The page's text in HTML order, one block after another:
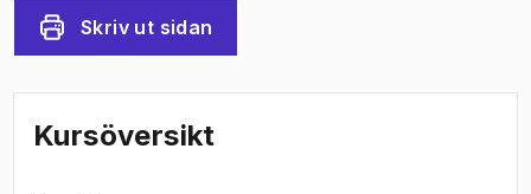
Skriv ut sidan
Kursöversikt